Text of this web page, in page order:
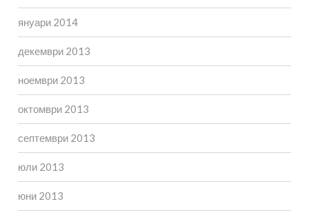
януари 2014
декември 2013
ноември 2013
октомври 2013
септември 2013
юли 2013
юни 2013